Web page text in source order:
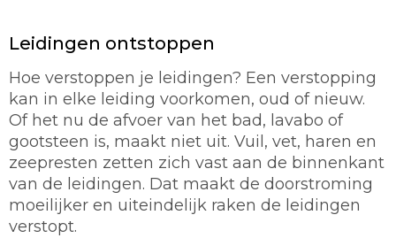
Leidingen ontstoppen
Hoe verstoppen je leidingen? Een verstopping
kan in elke leiding voorkomen, oud of nieuw.
Of het nu de afvoer van het bad, lavabo of
gootsteen is, maakt niet uit. Vuil, vet, haren en
zeepresten zetten zich vast aan de binnenkant
van de leidingen. Dat maakt de doorstroming
moeilijker en uiteindelijk raken de leidingen
verstopt.